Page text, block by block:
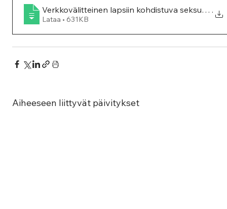
Verkkovälitteinen lapsiin kohdistuva .
Lataa • 631KB
Aiheeseen liittyvät päivitykset